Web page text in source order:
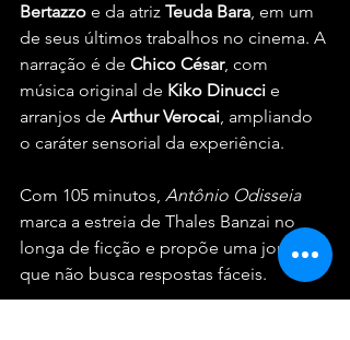
Bertazzo e da atriz Teuda Bara, em um
de seus últimos trabalhos no cinema. A
narração é de Chico César, com
música original de Kiko Dinucci e
arranjos de Arthur Verocai, ampliando
o caráter sensorial da experiência.
Com 105 minutos, Antônio Odisseia
marca a estreia de Thales Banzai no
longa de ficção e propõe uma jornada
que não busca respostas fáceis.